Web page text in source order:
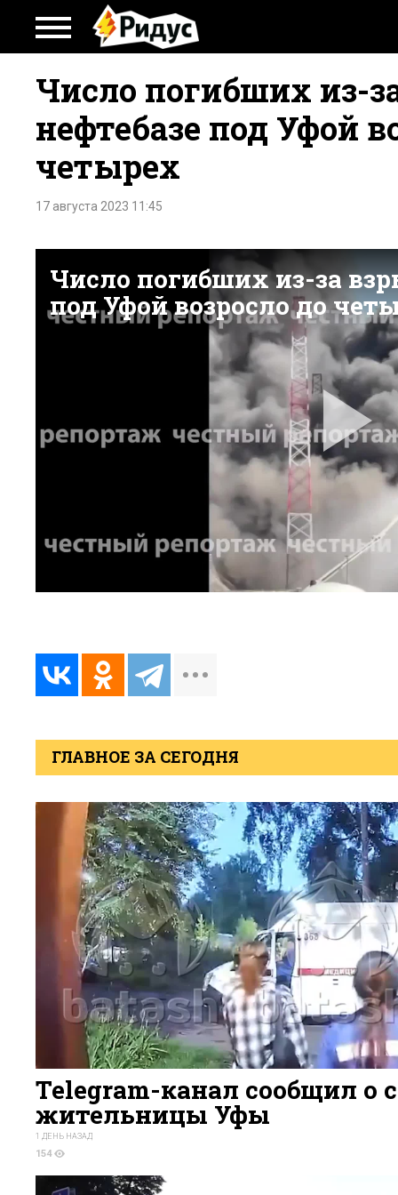
Число погибших из-
нефтебазе под Уфой
четырех
17 августа 2023 11:45
ГЛАВНОЕ ЗА СЕГОДНЯ
Telegram-канал сообщил о
жительницы Уфы
1 ДЕНЬ НАЗАД
154